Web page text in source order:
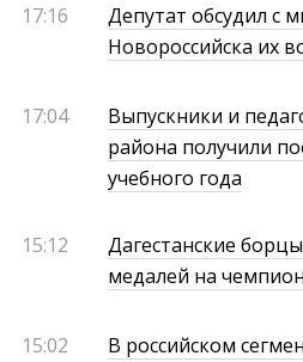
17:16
Депутат обсудил с
Новороссийска их
17:04
Выпускники и
района получили
учебного года
15:12
Дагестанские
медалей на
15:02
В российском